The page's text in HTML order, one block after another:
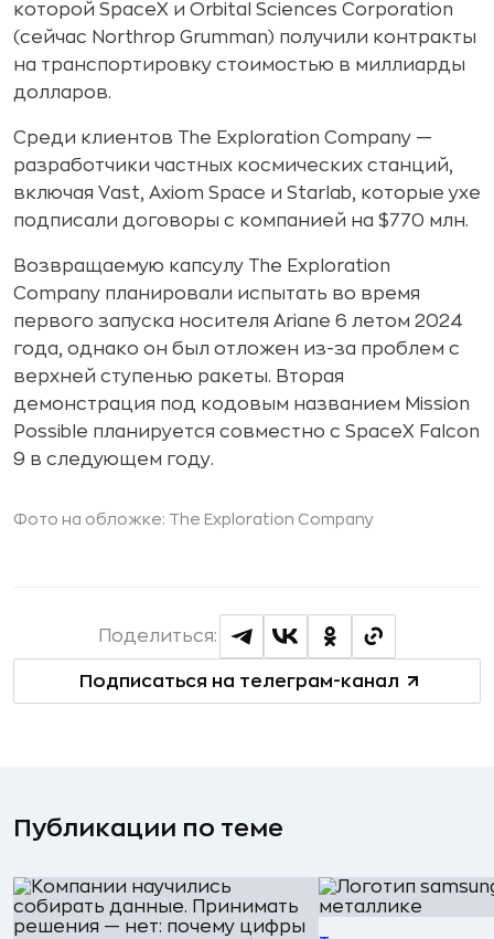
которой SpaceX и Orbital Sciences Corporation
(сейчас Northrop Grumman) получили контракты
на транспортировку стоимостью в миллиарды
долларов.
Среди клиентов The Exploration Company —
разработчики частных космических станций,
включая Vast, Axiom Space и Starlab, которые ухе
подписали договоры с компанией на $770 млн.
Возвращаемую капсулу The Exploration
Company планировали испытать во время
первого запуска носителя Ariane 6 летом 2024
года, однако он был отложен из-за проблем с
верхней ступенью ракеты. Вторая
демонстрация под кодовым названием Mission
Possible планируется совместно с SpaceX Falcon
9 в следующем году.
Фото на обложке: The Exploration Company
Подписаться на телеграм-канал
Поделиться:
Публикации по теме